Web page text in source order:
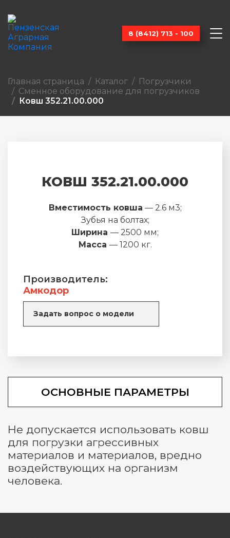
8 (8412) 713 - 100
Главная страница Каталог
Погрузчики
Сменное оборудование для погрузчиков
Ковш 352.21.00.000
КОВШ 352.21.00.000
Вместимость ковша — 2.6 м3;
Зубья на болтах;
Ширина — 2500 мм;
Масса — 1200 кг.
Производитель:
Амкодор
Задать вопрос о модели
ОСНОВНЫЕ ПАРАМЕТРЫ
Не допускается использовать ковш
для погрузки агрессивных
материалов и материалов, вредно
воздействующих на организм
человека.